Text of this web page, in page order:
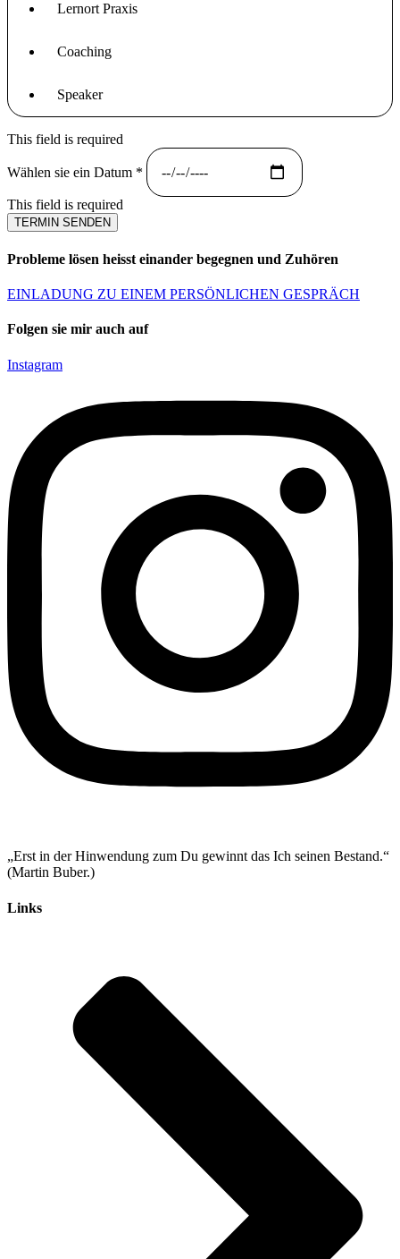
Lernort Praxis
Coaching
Speaker
This field is required
Wählen sie ein Datum *
This field is required
TERMIN SENDEN
Probleme lösen heisst einander begegnen und Zuhören
EINLADUNG ZU EINEM PERSÖNLICHEN GESPRÄCH
Folgen sie mir auch auf
Instagram
„Erst in der Hinwendung zum Du gewinnt das Ich seinen Bestand.“
(Martin Buber.)
Links